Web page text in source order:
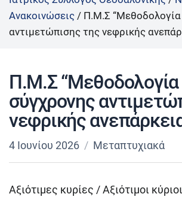
Ανακοινώσεις / Π.Μ.Σ “Μεθοδολογία
αντιμετώπισης της νεφρικής
Π.Μ.Σ “Μεθοδολογία
σύγχρονης
νεφρικής
4 Ιουνίου 2026 Μεταπτυχιακά
Αξιότιμες κυρίες / Αξιότιμοι